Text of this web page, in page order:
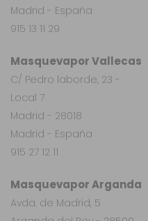
Masquevapor Arganda
Avda. de Madrid, 5
Madrid - España
915 13 11 29
Masquevapor Vallecas
C/ Pedro laborde, 23 -
Local 7
Madrid - 28018
Madrid - España
915 27 12 11